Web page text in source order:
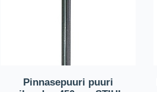
Pinnasepuuri puuri